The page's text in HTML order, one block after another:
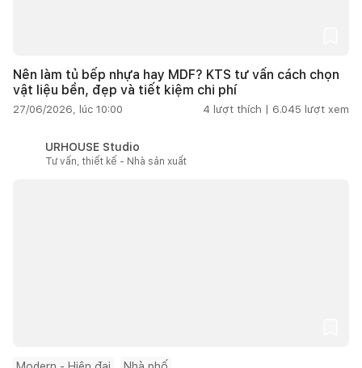
Nên làm tủ bếp nhựa hay MDF? KTS tư vấn cách chọn
vật liệu bền, đẹp và tiết kiệm chi phí
27/06/2026, lúc 10:00 4 lượt thích | 6.045 lượt xem
URHOUSE Studio
Tư vấn, thiết kế - Nhà sản xuất